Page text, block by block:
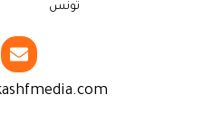
تونس